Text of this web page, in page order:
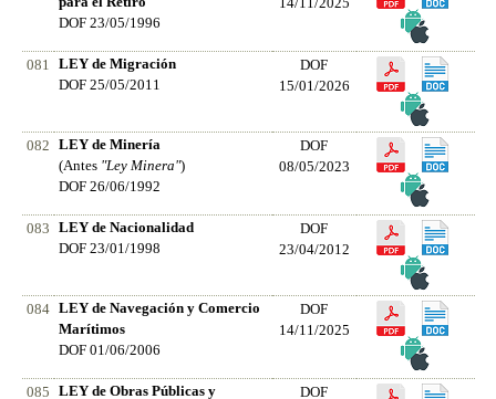
DOF 23/05/1996
081
LEY de Migración
DOF 25/05/2011
DOF
15/01/2026
082
LEY de Minería
(Antes "Ley Minera")
DOF 26/06/1992
DOF
08/05/2023
083
LEY de Nacionalidad
DOF 23/01/1998
DOF
23/04/2012
084 LEY de Navegación y Comercio
Marítimos
DOF 01/06/2006
DOF
14/11/2025
085
LEY de Obras Públicas y
DOF